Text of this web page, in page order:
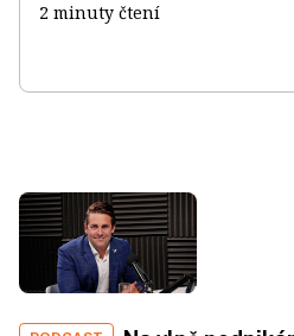
2 minuty čtení